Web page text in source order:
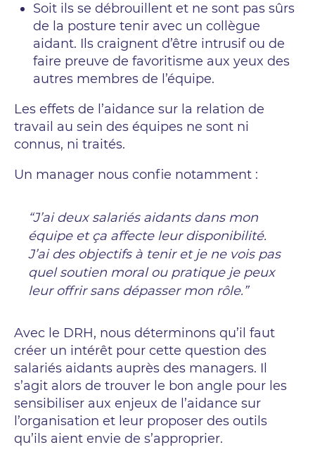
Soit ils se débrouillent et ne sont pas sûrs
de la posture tenir avec un collègue
aidant. Ils craignent d’être intrusif ou de
faire preuve de favoritisme aux yeux des
autres membres de l’équipe.
Les effets de l’aidance sur la relation de
travail au sein des équipes ne sont ni
connus, ni traités.
Un manager nous confie notamment :
“J’ai deux salariés aidants dans mon
équipe et ça affecte leur disponibilité.
J’ai des objectifs à tenir et je ne vois pas
quel soutien moral ou pratique je peux
leur offrir sans dépasser mon rôle.”
Avec le DRH, nous déterminons qu’il faut
créer un intérêt pour cette question des
salariés aidants auprès des managers. Il
s’agit alors de trouver le bon angle pour les
sensibiliser aux enjeux de l’aidance sur
l’organisation et leur proposer des outils
qu’ils aient envie de s’approprier.